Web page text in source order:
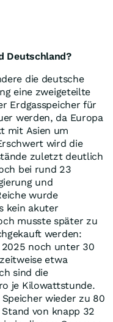
Deutschland?
die deutsche
eine zweigeteilte
Erdgasspeicher für
werden, da Europa
mit Asien um
wird die
zuletzt deutlich
bei rund 23
und
wurde
kein akuter
musste später zu
werden:
2025 noch unter 30
etwa
sind die
je Kilowattstunde.
wieder zu 80
von knapp 32